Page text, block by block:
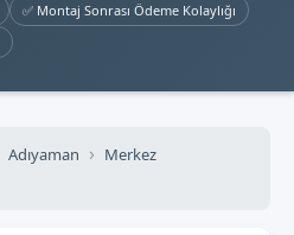
✅ Montaj Sonrası Ödeme Kolaylığı
Adıyaman
Merkez